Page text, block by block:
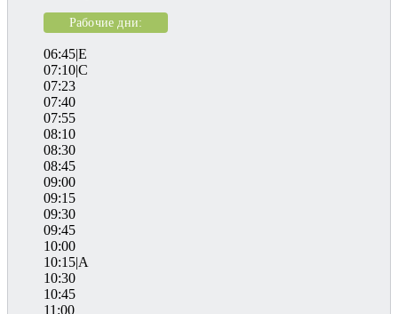
Рабочие дни:
06:45|E
07:10|C
07:23
07:40
07:55
08:10
08:30
08:45
09:00
09:15
09:30
09:45
10:00
10:15|A
10:30
10:45
11:00